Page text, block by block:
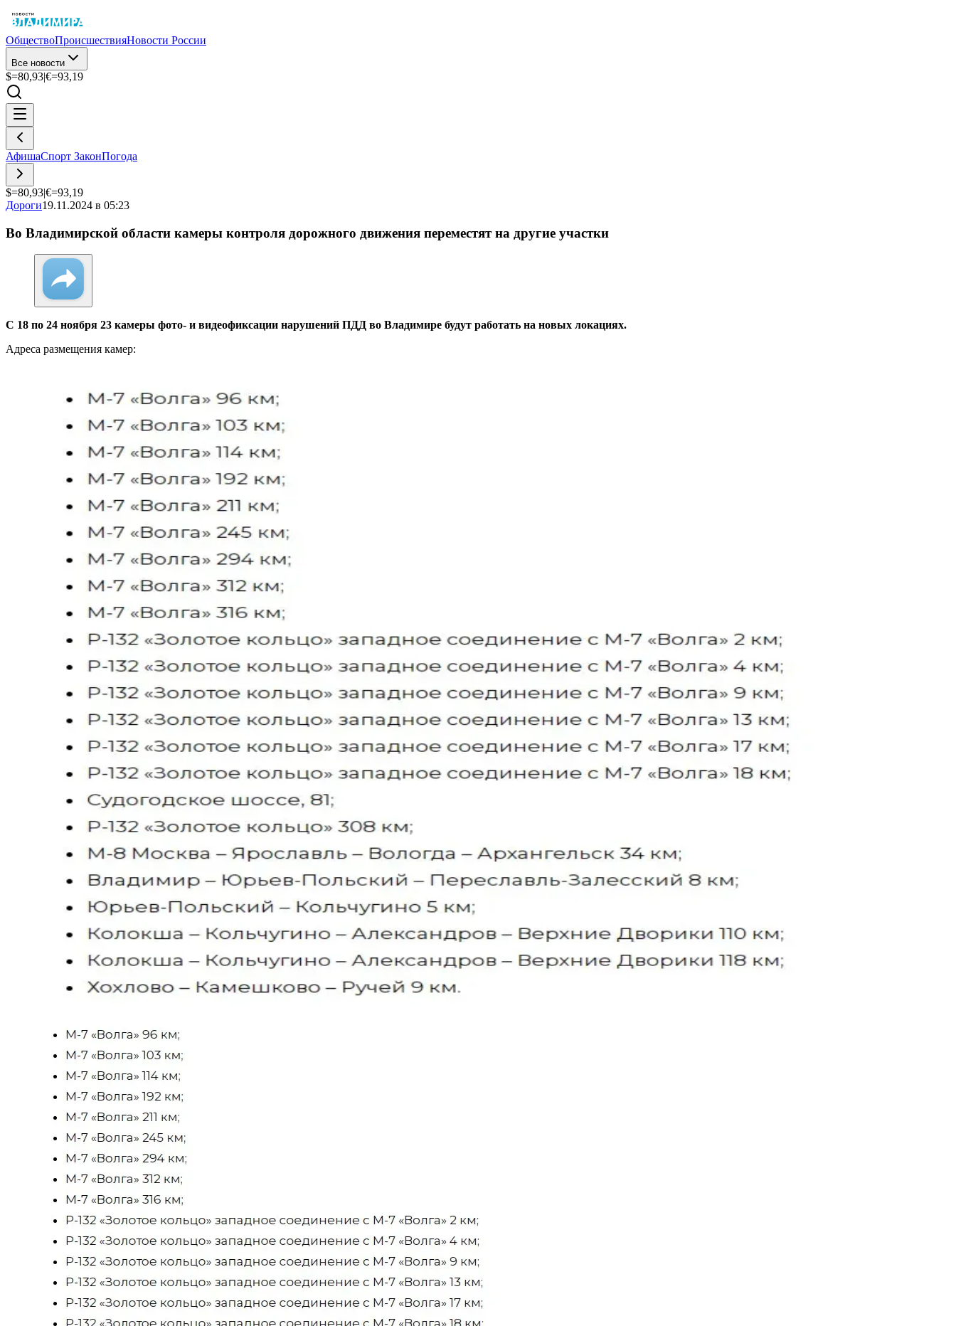
ОбществоПроисшествияНовости России
Все новости
$=80,93|€=93,19
АфишаСпорт ЗаконПогода
$=80,93|€=93,19
Дороги19.11.2024 в 05:23
Во Владимирской области камеры контроля дорожного движения переместят на другие участки
С 18 по 24 ноября 23 камеры фото- и видеофиксации нарушений ПДД во Владимире будут работать на новых локациях.
Адреса размещения камер: